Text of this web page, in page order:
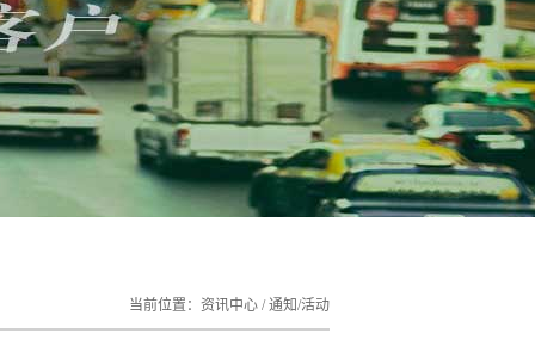
当前位置： 资讯中心 /通知/活动